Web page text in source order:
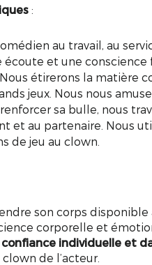
:
au travail, au
et une
étirerons la matière
jeux. Nous nous
sa bulle, nous
et au partenaire. Nous
de jeu au clown.
son corps disponible
corporelle et
individuelle et
de l’acteur.